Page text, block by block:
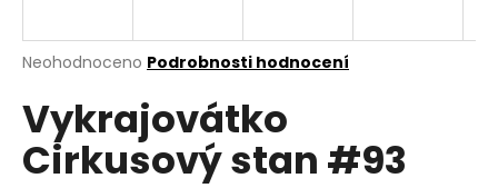
Průměrné
produktu
je
0,0
z
Neohodnoceno Podrobnosti hodnocení
Vykrajovátko
Cirkusový stan #93
j
t
?